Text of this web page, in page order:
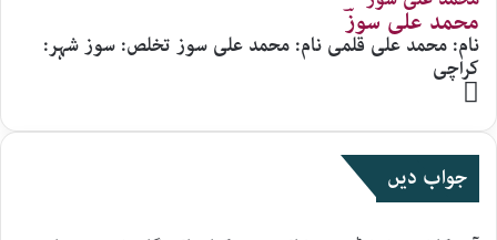
محمد علی سوزؔ
نام: محمد علی قلمی نام: محمد علی سوز تخلص: سوز شہر:
کراچی
Website
جواب دیں